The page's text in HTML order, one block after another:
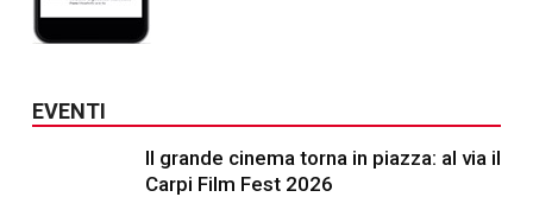
EVENTI
Il grande cinema torna in piazza: al via il
Carpi Film Fest 2026